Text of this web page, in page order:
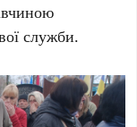
служби.